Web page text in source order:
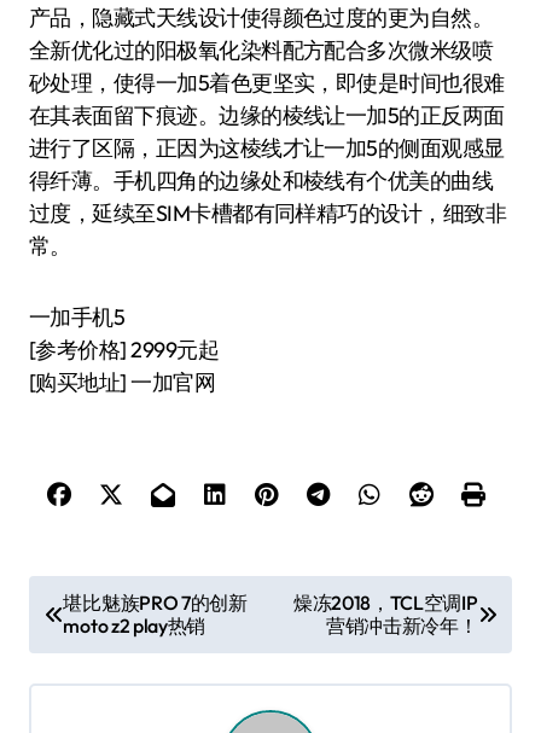
产品，隐藏式天线设计使得颜色过度的更为自然。
全新优化过的阳极氧化染料配方配合多次微米级喷
砂处理，使得一加5着色更坚实，即使是时间也很难
在其表面留下痕迹。边缘的棱线让一加5的正反两面
进行了区隔，正因为这棱线才让一加5的侧面观感显
得纤薄。手机四角的边缘处和棱线有个优美的曲线
过度，延续至SIM卡槽都有同样精巧的设计，细致非
常。
一加手机5
[参考价格] 2999元起
[购买地址] 一加官网
章
导
堪比魅族PRO 7的创新
moto z2 play热销
燥冻2018，TCL空调IP
营销冲击新冷年！